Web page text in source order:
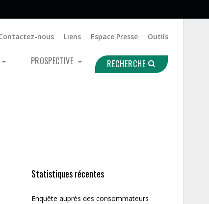
nous Liens Espace Presse Outils
PROSPECTIVE RECHERCHE
Statistiques récentes
Enquête auprès des consommateurs